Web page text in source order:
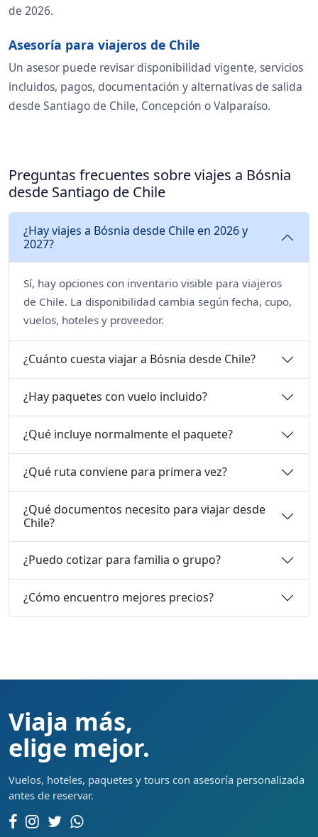
de 2026.
Asesoría para viajeros de Chile
Un asesor puede revisar disponibilidad vigente, servicios
incluidos, pagos, documentación y alternativas de salida
desde Santiago de Chile, Concepción o Valparaíso.
Preguntas frecuentes sobre viajes a Bósnia
desde Santiago de Chile
¿Hay viajes a Bósnia desde Chile en 2026 y
2027?
Sí, hay opciones con inventario visible para viajeros
de Chile. La disponibilidad cambia según fecha, cupo,
vuelos, hoteles y proveedor.
¿Cuánto cuesta viajar a Bósnia desde Chile?
¿Hay paquetes con vuelo incluido?
¿Qué incluye normalmente el paquete?
¿Qué ruta conviene para primera vez?
¿Qué documentos necesito para viajar desde
Chile?
¿Puedo cotizar para familia o grupo?
¿Cómo encuentro mejores precios?
Viaja más,
elige mejor.
Vuelos, hoteles, paquetes y tours con asesoría personalizada
antes de reservar.